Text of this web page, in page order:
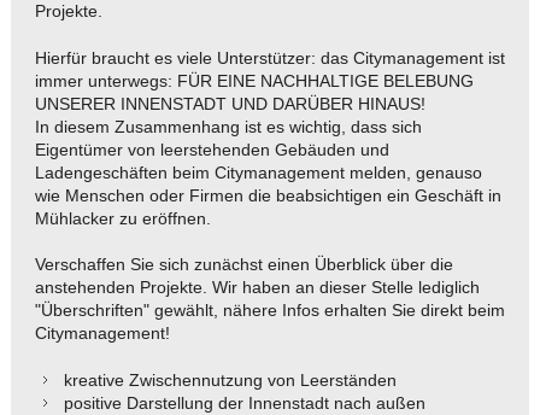
Projekte.
Hierfür braucht es viele Unterstützer: das Citymanagement ist
immer unterwegs: FÜR EINE NACHHALTIGE BELEBUNG
UNSERER INNENSTADT UND DARÜBER HINAUS!
In diesem Zusammenhang ist es wichtig, dass sich
Eigentümer von leerstehenden Gebäuden und
Ladengeschäften beim Citymanagement melden, genauso
wie Menschen oder Firmen die beabsichtigen ein Geschäft in
Mühlacker zu eröffnen.
Verschaffen Sie sich zunächst einen Überblick über die
anstehenden Projekte. Wir haben an dieser Stelle lediglich
"Überschriften" gewählt, nähere Infos erhalten Sie direkt beim
Citymanagement!
kreative Zwischennutzung von Leerständen
positive Darstellung der Innenstadt nach außen